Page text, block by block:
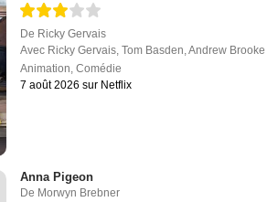
De Ricky Gervais
Avec Ricky Gervais,Tom Basden,Andrew Brooke
Animation,Comédie
7 août 2026 sur Netflix
Anna Pigeon
De Morwyn Brebner